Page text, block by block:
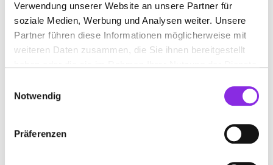
Verwendung unserer Website an unsere Partner für
soziale Medien, Werbung und Analysen weiter. Unsere
Partner führen diese Informationen möglicherweise mit
weiteren Daten zusammen, die Sie ihnen bereitgestellt
Notwendig
Präferenzen
ALLE HERBSTEIN HOMBERG (OHM)
HUNGEN
KIRTORF
SCHLITZ
An der Kirche 4